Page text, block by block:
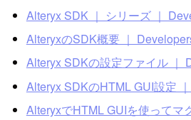
Alteryx SDK ｜ シリーズ ｜
AlteryxのSDK概要 ｜
Alteryx SDKの設定ファイル ｜
Alteryx SDKのHTML GUI設定
AlteryxでHTML GUIを使ってマ